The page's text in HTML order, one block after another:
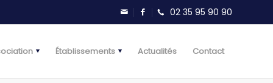
Établissements Actualités Contact